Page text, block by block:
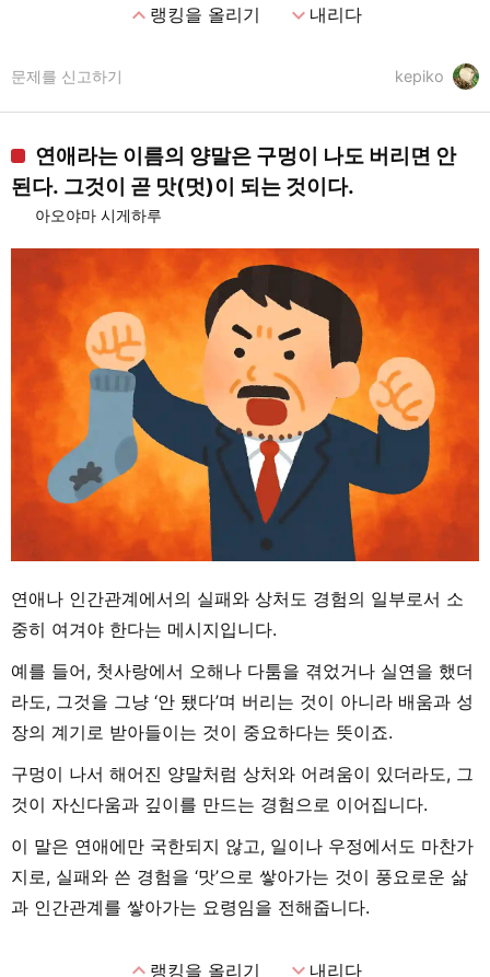
expand_less랭킹을 올리기 expand_more내리다
kepiko
문제를 신고하기
연애라는 이름의 양말은 구멍이 나도 버리면 안
된다. 그것이 곧 맛(멋)이 되는 것이다.
아오야마 시게하루
연애나 인간관계에서의 실패와 상처도 경험의 일부로서 소
중히 여겨야 한다는 메시지입니다.
예를 들어, 첫사랑에서 오해나 다툼을 겪었거나 실연을 했더
라도, 그것을 그냥 ‘안 됐다’며 버리는 것이 아니라 배움과 성
장의 계기로 받아들이는 것이 중요하다는 뜻이죠.
구멍이 나서 해어진 양말처럼 상처와 어려움이 있더라도, 그
것이 자신다움과 깊이를 만드는 경험으로 이어집니다.
이 말은 연애에만 국한되지 않고, 일이나 우정에서도 마찬가
지로, 실패와 쓴 경험을 ‘맛’으로 쌓아가는 것이 풍요로운 삶
과 인간관계를 쌓아가는 요령임을 전해줍니다.
expand_less랭킹을 올리기 expand_more내리다